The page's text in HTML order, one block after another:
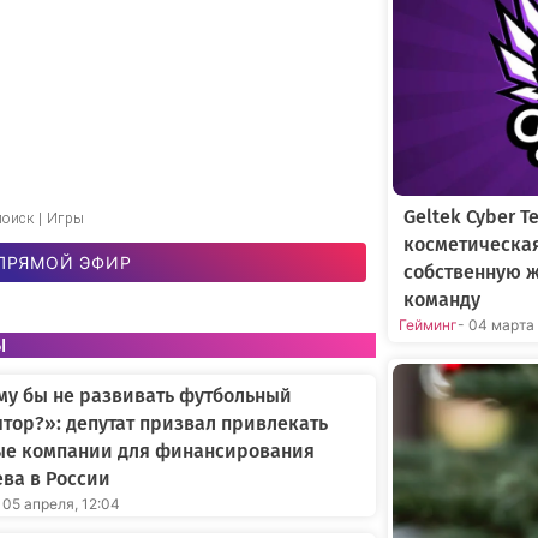
| Игры
ЭФИР
бы не развивать футбольный
депутат призвал привлекать
компании для финансирования
в России
апреля, 12:04
Geltek Cyber
собственную
команду
Гейминг- 04 марта